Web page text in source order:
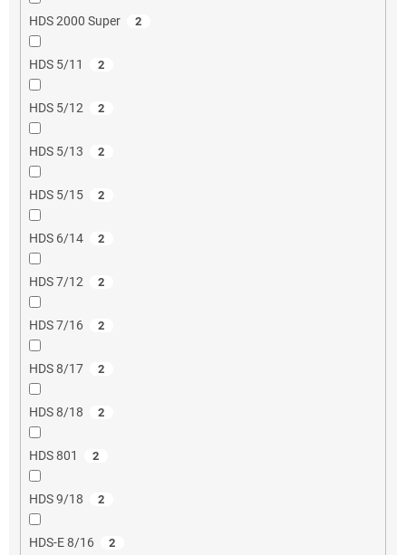
HDS 2000 Super 2
HDS 5/11 2
HDS 5/12 2
HDS 5/13 2
HDS 5/15 2
HDS 6/14 2
HDS 7/12 2
HDS 7/16 2
HDS 8/17 2
HDS 8/18 2
HDS 801 2
HDS 9/18 2
HDS-E 8/16 2